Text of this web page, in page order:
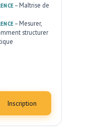
– Maîtrise de
– Mesurer,
structurer
Inscription